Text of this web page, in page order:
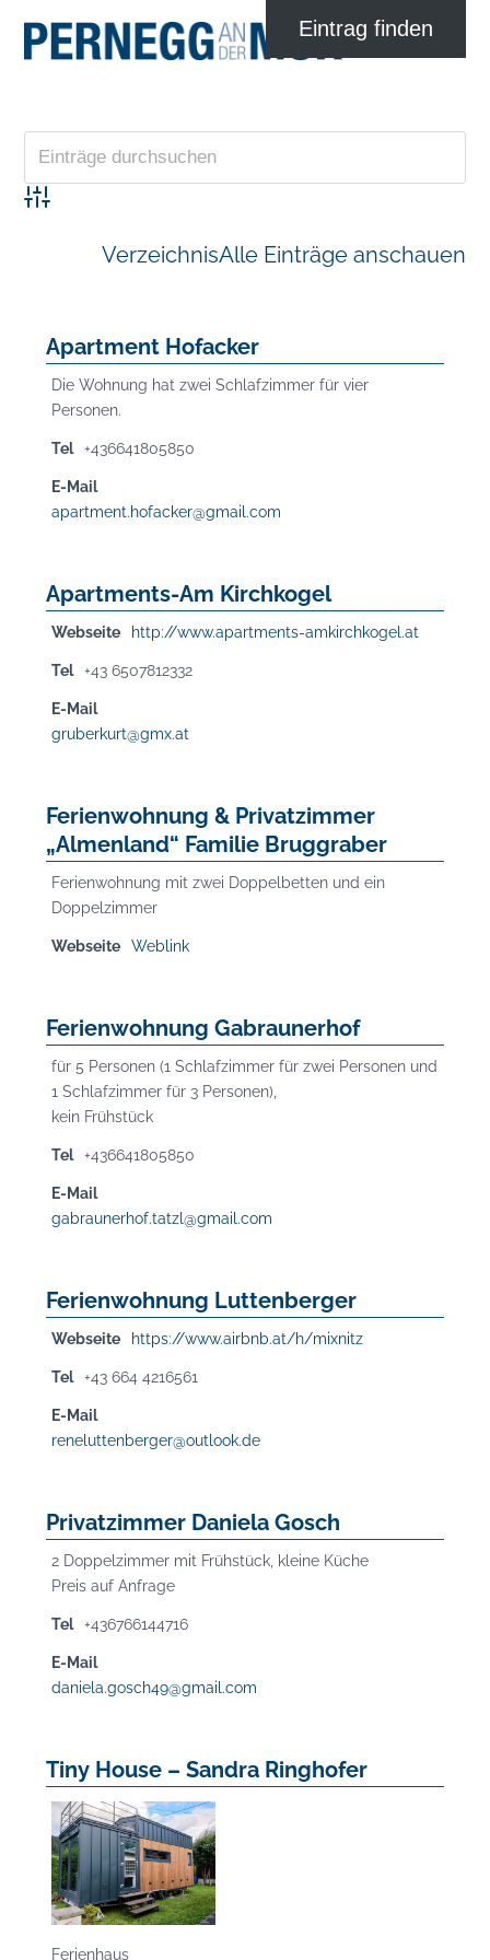
Advanced Search
VerzeichnisAlle Einträge anschauen
Apartment Hofacker
Die Wohnung hat zwei Schlafzimmer für vier
Personen.
Tel +436641805850
E-Mail
apartment.hofacker@gmail.com
Apartments-Am Kirchkogel
Webseite http://www.apartments-amkirchkogel.at
Tel +43 6507812332
E-Mail
gruberkurt@gmx.at
Ferienwohnung & Privatzimmer
„Almenland“ Familie Bruggraber
Ferienwohnung mit zwei Doppelbetten und ein
Doppelzimmer
Webseite Weblink
Ferienwohnung Gabraunerhof
für 5 Personen (1 Schlafzimmer für zwei Personen und
1 Schlafzimmer für 3 Personen),
kein Frühstück
Tel +436641805850
E-Mail
gabraunerhof.tatzl@gmail.com
Ferienwohnung Luttenberger
Webseite https://www.airbnb.at/h/mixnitz
Tel +43 664 4216561
E-Mail
reneluttenberger@outlook.de
Privatzimmer Daniela Gosch
2 Doppelzimmer mit Frühstück, kleine Küche
Preis auf Anfrage
Tel +436766144716
E-Mail
daniela.gosch49@gmail.com
Tiny House – Sandra Ringhofer
Ferienhaus